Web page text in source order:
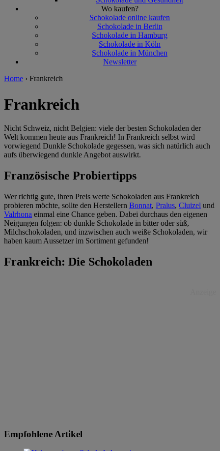
Wo kaufen?
Schokolade online kaufen
Schokolade in Berlin
Schokolade in Hamburg
Schokolade in Köln
Schokolade in München
Newsletter
Home › Frankreich
Frankreich
Nicht Schweiz, nicht Belgien: viele der besten Schokoladen der
Welt kommen heute aus Frankreich! In Frankreich selbst wird
vorwiegend Dunkle Schokolade gegessen, was sich natürlich auch
aufs überwiegend dunkle Angebot auswirkt.
Französische Probiertipps
Wer richtig gute, ihren Preis werte Schokoladen aus Frankreich
probieren möchte, sollte den Herstellern Bonnat, Pralus, Cluizel und
Valrhona einmal eine Chance geben. Dabei durchaus den eigenen
Neigungen folgen: ob dunkle Schokolade in bitter oder süß,
Milchschokoladen, und inzwischen auch weiße Schokoladen, wir
haben kaum Aussetzer im Sortiment gefunden!
Frankreich: Die Schokoladen
Empfohlene Artikel